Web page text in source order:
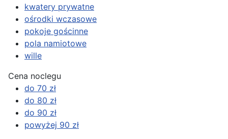
kwatery prywatne
ośrodki wczasowe
pokoje gościnne
pola namiotowe
wille
Cena noclegu
do 70 zł
do 80 zł
do 90 zł
powyżej 90 zł